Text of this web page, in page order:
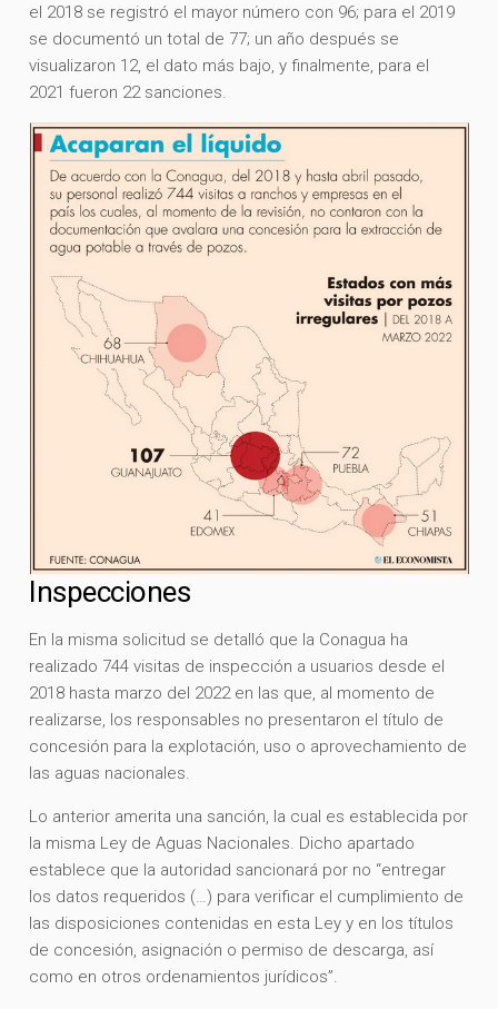
el 2018 se registró el mayor número con 96; para el 2019
se documentó un total de 77; un año después se
visualizaron 12, el dato más bajo, y finalmente, para el
2021 fueron 22 sanciones.
Inspecciones
En la misma solicitud se detalló que la Conagua ha
realizado 744 visitas de inspección a usuarios desde el
2018 hasta marzo del 2022 en las que, al momento de
realizarse, los responsables no presentaron el título de
concesión para la explotación, uso o aprovechamiento de
las aguas nacionales.
Lo anterior amerita una sanción, la cual es establecida por
la misma Ley de Aguas Nacionales. Dicho apartado
establece que la autoridad sancionará por no “entregar
los datos requeridos (…) para verificar el cumplimiento de
las disposiciones contenidas en esta Ley y en los títulos
de concesión, asignación o permiso de descarga, así
como en otros ordenamientos jurídicos”.